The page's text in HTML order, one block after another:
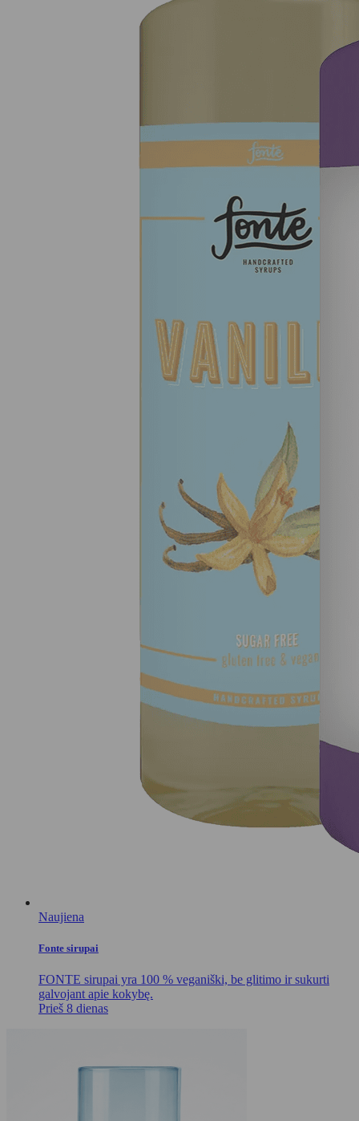
Naujiena
Fonte sirupai
FONTE sirupai yra 100 % veganiški, be glitimo ir sukurti
galvojant apie kokybę.
Prieš 8 dienas